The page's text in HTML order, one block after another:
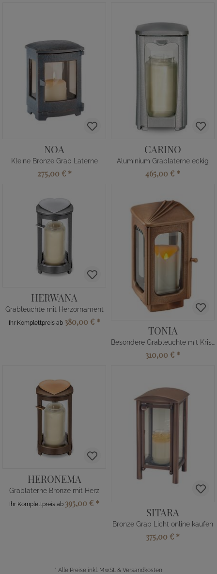
NOA
Kleine Bronze Grab Laterne
275,00 € *
CARINO
Aluminium Grablaterne eckig
465,00 € *
HERWANA
Grableuchte mit Herzornament
Ihr Komplettpreis ab 380,00 € *
TONIA
Besondere Grableuchte mit Kristallglas
310,00 € *
HERONEMA
Grablaterne Bronze mit Herz
Ihr Komplettpreis ab 395,00 € *
SITARA
Bronze Grab Licht online kaufen
375,00 € *
* Alle Preise inkl. MwSt. & Versandkosten